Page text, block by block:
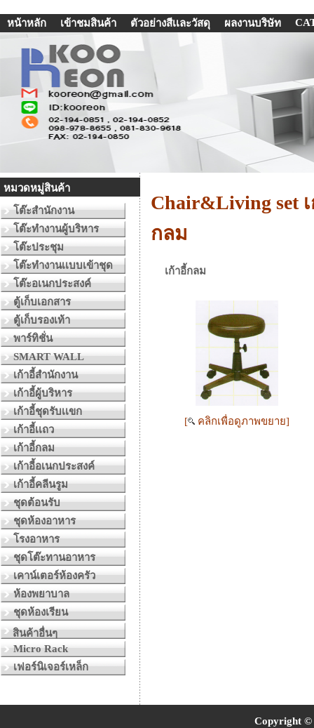
หน้าหลัก เข้าชมสินค้า ตัวอย่างสีเเละวัสดุ ผลงานบริษัท
หมวดหมู่สินค้า
โต๊ะสำนักงาน
โต๊ะทำงานผู้บริหาร
โต๊ะประชุม
โต๊ะทำงานเเบบเข้าชุด
โต๊ะอเนกประสงค์
ตู้เก็บเอกสาร
ตู้เก็บรองเท้า
พาร์ทิชั่น
SMART WALL
เก้าอี้สำนักงาน
เก้าอี้ผู้บริหาร
เก้าอี้ชุดรับเเขก
เก้าอี้เเถว
เก้าอี้กลม
เก้าอี้อเนกประสงค์
เก้าอี้คลีนรูม
ชุดต้อนรับ
ชุดห้องอาหาร
โรงอาหาร
ชุดโต๊ะทานอาหาร
เคาน์เตอร์ห้องครัว
ห้องพยาบาล
ชุดห้องเรียน
สินค้าอื่นๆ
Micro Rack
เฟอร์นิเจอร์เหล็ก
Chair&Living set
กลม
เก้าอี้กลม
[ คลิกเพื่อดูภาพขยาย]
Copyright ©